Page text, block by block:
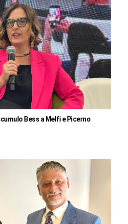
Bess a Melfi e Picerno